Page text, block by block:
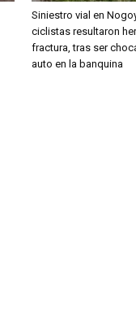
Siniestro vial en
ciclistas resultaron
fractura, tras ser
auto en la banquina